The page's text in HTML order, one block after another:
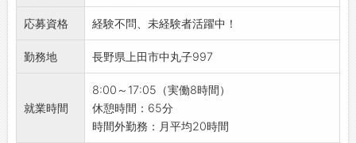
簡単申請！簡単受取！日払い即日払い対応！
☆----------------------------------------
☆
◆ご不明点はいつでもご相談ください！
即日対応!!フォロー体制もバッチリ
登録はご自宅からお電話で可能です◎
☆----------------------------------------
【研修制度】
・OJT研修を通じて、段階を追って覚えていた
だきます♪
【ステップアップ】
うに習得していただきます。
→ 専門スキルを磨き、製造業で長く活躍できる
キャリア形成が可能です！
応募資格 経験不問、未経験者活躍中！
勤務地 長野県上田市中丸子997
就業時間
8:00～17:05（実働8時間）
休憩時間：65分
時間外勤務：月平均20時間